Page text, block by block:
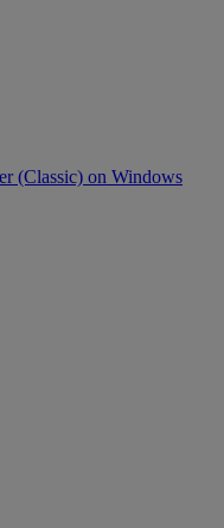
(Classic) on Windows